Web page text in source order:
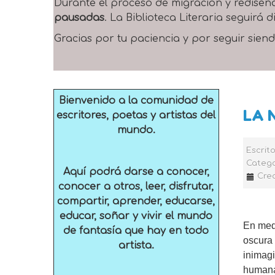
Durante el proceso de migración y
pausadas. La Biblioteca Literaria seguirá
Gracias por tu paciencia y por seguir
LA
En
oscura
Bienvenido a la comunidad de
escritores, poetas y artistas del
mundo.
Aquí podrá darse a conocer,
conocer a otros, leer, disfrutar,
compartir, aprender, educarse,
educar, soñar y vivir el mundo
de fantasía que hay en todo
artista.